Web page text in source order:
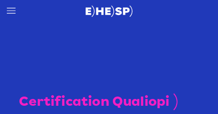
Certification Qualiopi